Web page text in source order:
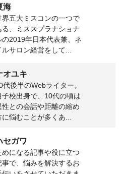
海
界五大ミスコンの一つで
る、ミススプラナショナ
の2019年日本代表兼、ネ
ルサロン経営をして...
オユキ
代後半のWebライター。
子校出身で、10代の頃は
性との会話や距離の縮め
に悩むことが多くあ...
セガワ
めになる記事や役に立つ
事で、悩みを解決するお